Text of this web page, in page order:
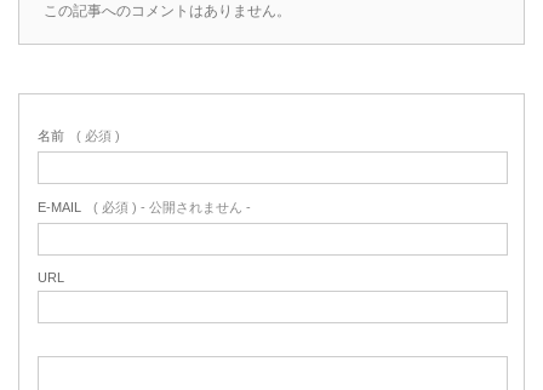
この記事へのコメントはありません。
名前 ( 必須 )
E-MAIL ( 必須 ) - 公開されません -
URL